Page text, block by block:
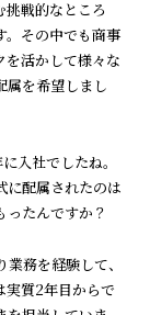
戦的なところ
。その中でも商事
を活かして様々な
属を希望しまし
入社でしたね。
に配属されたのは
たんですか？
務を経験して、
実質2年目からで